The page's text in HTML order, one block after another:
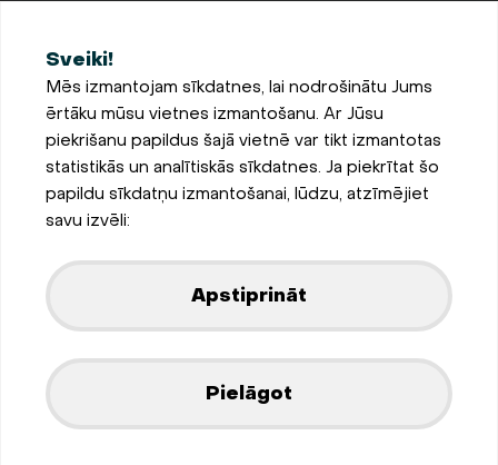
Sveiki!
Mēs izmantojam sīkdatnes, lai nodrošinātu Jums
ērtāku mūsu vietnes izmantošanu. Ar Jūsu
piekrišanu papildus šajā vietnē var tikt izmantotas
statistikās un analītiskās sīkdatnes. Ja piekrītat šo
papildu sīkdatņu izmantošanai, lūdzu, atzīmējiet
savu izvēli:
Apstiprināt
Pielāgot
LV-3002, Latvija
Pieteikties jaunumiem
Sīkdatņu iestatījumi
Privātuma un sīkdatņu
Izstrādājis